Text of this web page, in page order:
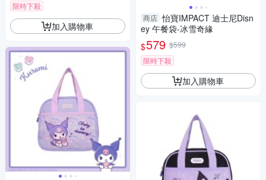
限時下殺
加入購物車
商店 怡寶IMPACT 迪士尼Disn
ey 午餐袋-冰雪奇緣
$579 $599
限時下殺
加入購物車